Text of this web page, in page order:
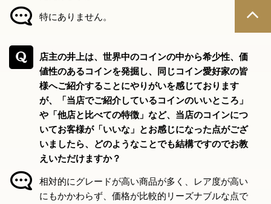
特にありません。
店主の井上は、世界中のコインの中から希少性、価
値性のあるコインを発掘し、同じコイン愛好家の皆
様へご紹介することにやりがいを感じております
が、「当店でご紹介しているコインのいいところ」
や「他店と比べての特徴」など、当店のコインにつ
いてお客様が「いいな」とお感じになった点がござ
いましたら、どのようなことでも結構ですのでお教
えいただけますか？
相対的にグレードが高い商品が多く、レア度が高い
にもかかわらず、価格が比較的リーズナブルな点で